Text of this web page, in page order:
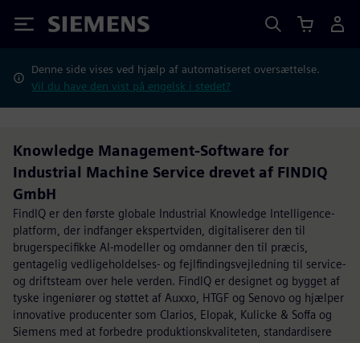
Siemens
Denne side vises ved hjælp af automatiseret oversættelse.
Vil du have den vist på engelsk i stedet?
Knowledge Management-Software for
Industrial Machine Service drevet af FINDIQ
GmbH
FindIQ er den første globale Industrial Knowledge Intelligence-
platform, der indfanger ekspertviden, digitaliserer den til
brugerspecifikke AI-modeller og omdanner den til præcis,
gentagelig vedligeholdelses- og fejlfindingsvejledning til service-
og driftsteam over hele verden. FindIQ er designet og bygget af
tyske ingeniører og støttet af Auxxo, HTGF og Senovo og hjælper
innovative producenter som Clarios, Elopak, Kulicke & Soffa og
Siemens med at forbedre produktionskvaliteten, standardisere